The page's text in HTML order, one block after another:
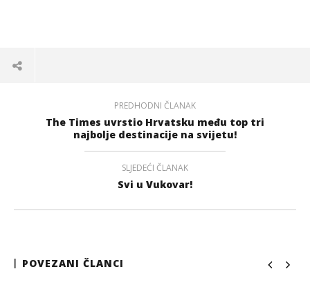
PREDHODNI ČLANAK
The Times uvrstio Hrvatsku među top tri
najbolje destinacije na svijetu!
SLJEDEĆI ČLANAK
Svi u Vukovar!
POVEZANI ČLANCI